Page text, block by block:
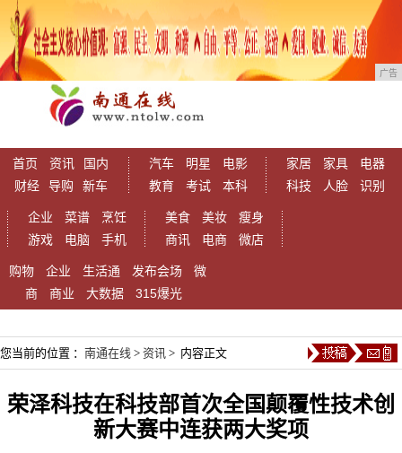
广告
首页 资讯
国内
财经
导购 新车
汽车 明星
电影
教育
考试 本科
家居 家具
电器
科技
人脸 识别
企业 菜谱
烹饪
游戏
电脑 手机
美食 美妆
瘦身
商讯
电商 微店
购物 企业 生活通 发布会场
微
商
商业 大数据 315爆光
您当前的位置 ： 南通在线 > 资讯 > 内容正文
荣泽科技在科技部首次全国颠覆性技术创
新大赛中连获两大奖项